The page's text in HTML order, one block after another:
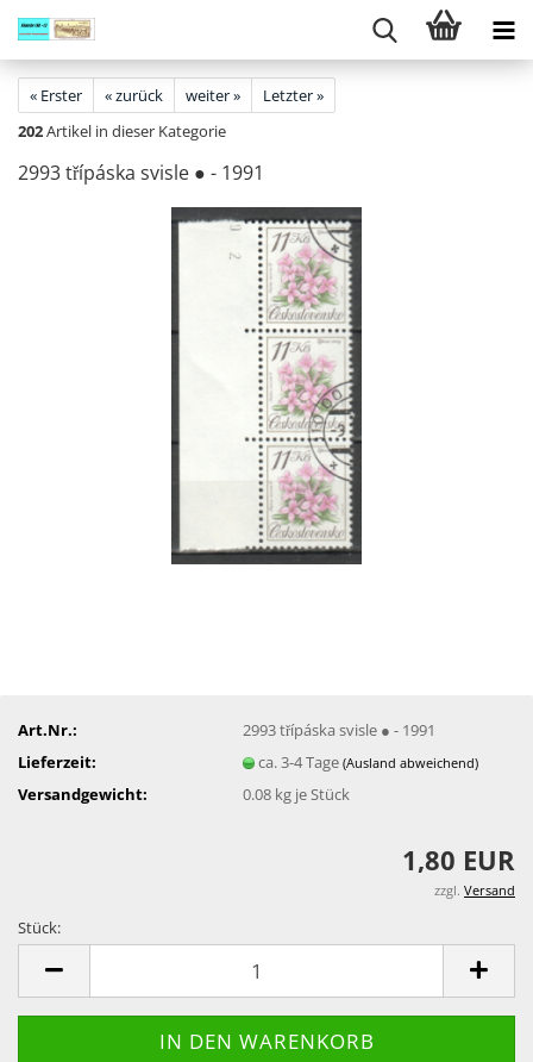
« Erster « zurück weiter »
Letzter »
202Artikel in dieser Kategorie
2993 třípáska svis­le ● - 1991
Art.Nr.:
2993 třípáska svisle ● - 1991
Lieferzeit:
ca. 3-4 Tage(Ausland abweichend)
Versandgewicht: 0.08 kg je Stück
1,80 EUR
zzgl. Versand
Stück: